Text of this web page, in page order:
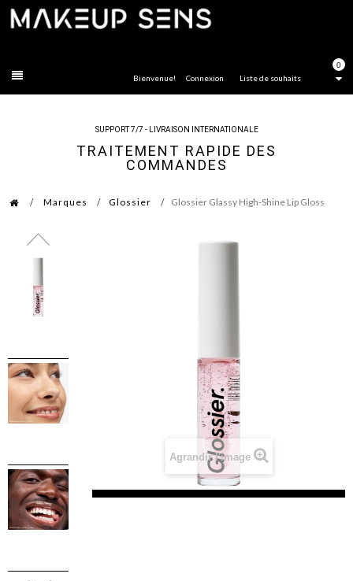
0
Liste de souhaits
Bienvenue! Connexion
SUPPORT 7/7 - LIVRAISON INTERNATIONALE
TRAITEMENT RAPIDE DES
COMMANDES
Marques Glossier Glossier Glassy High-Shine Lip Gloss
Agrandir l'image